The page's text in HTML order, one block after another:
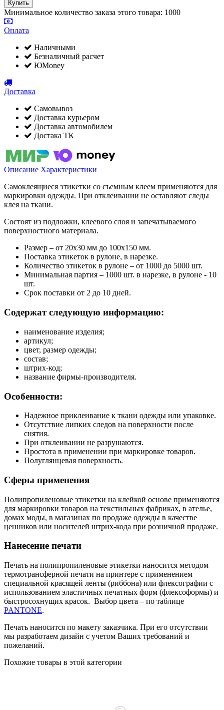
Минимальное количество заказа этого товара: 1000
Оплата
Наличными
Безналичный расчет
ЮMoney
Доставка
Самовывоз
Доставка курьером
Доставка автомобилем
Достака ТК
Описание Характеристики
Самоклеящиеся этикетки со съемным клеем применяются для
маркировки одежды. При отклеивании не оставляют следы
клея на ткани.
Состоят из подложки, клеевого слоя и запечатываемого
поверхностного материала.
Размер – от 20х30 мм до 100х150 мм.
Поставка этикеток в рулоне, в нарезке.
Количество этикеток в рулоне – от 1000 до 5000 шт.
Минимальная партия – 1000 шт. в нарезке, в рулоне - 10
шт.
Срок поставки от 2 до 10 дней.
Содержат следующую информацию:
наименование изделия;
артикул;
цвет, размер одежды;
состав;
штрих-код;
название фирмы-производителя.
Особенности:
Надежное приклеивание к ткани одежды или упаковке.
Отсутствие липких следов на поверхности после
снятия.
При отклеивании не разрушаются.
Простота в применении при маркировке товаров.
Полуглянцевая поверхность.
Сферы применения
Полипропиленовые этикетки на клейкой основе применяются
для маркировки товаров на текстильных фабриках, в ателье,
домах моды, в магазинах по продаже одежды в качестве
ценников или носителей штрих-кода при розничной продаже.
Нанесение печати
Печать на полипропиленовые этикетки наносится методом
термотрансферной печати на принтере с применением
специальной красящей ленты (риббона) или флексографии с
использованием эластичных печатных форм (флексоформы) и
быстросохнущих красок. Выбор цвета – по таблице
PANTONE.
Печать наносится по макету заказчика. При его отсутствии
мы разработаем дизайн с учетом Ваших требований и
пожеланий.
Похожие товары в этой категории